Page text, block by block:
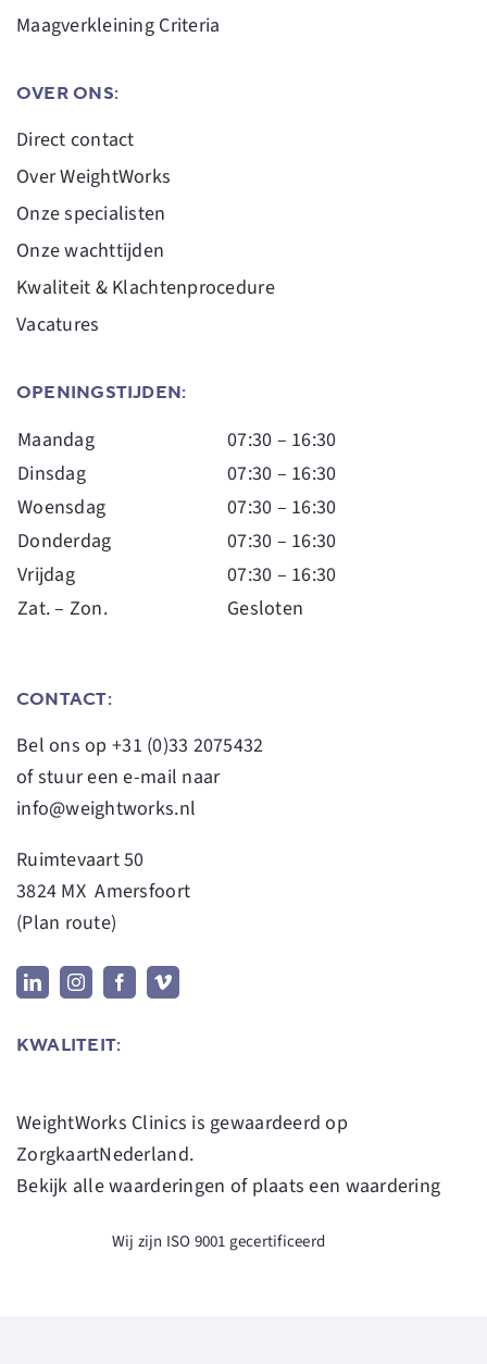
Maagverkleining Criteria
OVER ONS:
Direct contact
Over WeightWorks
Onze specialisten
Onze wachttijden
Kwaliteit & Klachtenprocedure
Vacatures
OPENINGSTIJDEN:
Maandag
07:30 – 16:30
Dinsdag
07:30 – 16:30
Woensdag
07:30 – 16:30
Donderdag
07:30 – 16:30
Vrijdag
07:30 – 16:30
Zat. – Zon.
Gesloten
CONTACT:
Bel ons op +31 (0)33 2075432
of stuur een e-mail naar
info@weightworks.nl
Ruimtevaart 50
3824 MX Amersfoort
(Plan route)
KWALITEIT:
WeightWorks Clinics is gewaardeerd op
ZorgkaartNederland.
Bekijk alle waarderingen of plaats een waardering
Wij zijn ISO 9001 gecertificeerd